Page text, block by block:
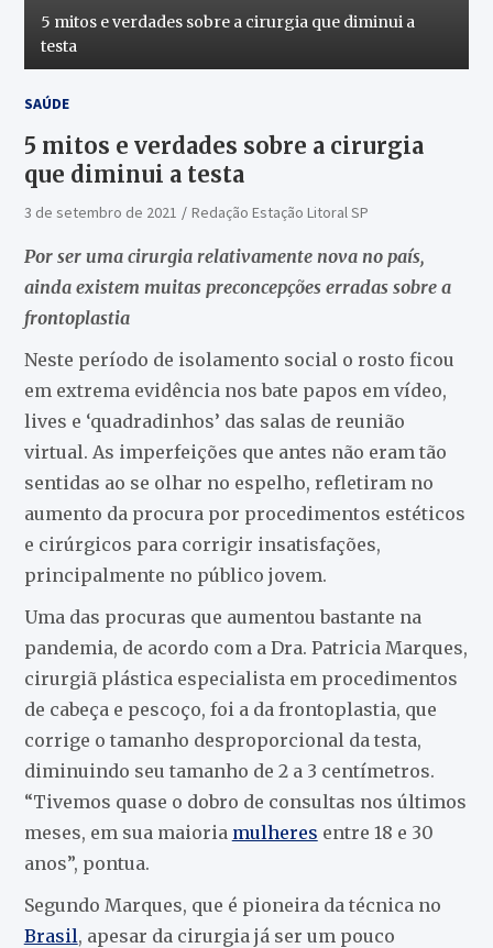
5 mitos e verdades sobre a cirurgia que diminui a
testa
SAÚDE
5 mitos e verdades sobre a cirurgia
que diminui a testa
3 de setembro de 2021 Redação Estação Litoral SP
Por ser uma cirurgia relativamente nova no país,
ainda existem muitas preconcepções erradas sobre a
frontoplastia
Neste período de isolamento social o rosto ficou
em extrema evidência nos bate papos em vídeo,
lives e ‘quadradinhos’ das salas de reunião
virtual. As imperfeições que antes não eram tão
sentidas ao se olhar no espelho, refletiram no
aumento da procura por procedimentos estéticos
e cirúrgicos para corrigir insatisfações,
principalmente no público jovem.
Uma das procuras que aumentou bastante na
pandemia, de acordo com a Dra. Patricia Marques,
cirurgiã plástica especialista em procedimentos
de cabeça e pescoço, foi a da frontoplastia, que
corrige o tamanho desproporcional da testa,
diminuindo seu tamanho de 2 a 3 centímetros.
“Tivemos quase o dobro de consultas nos últimos
meses, em sua maioria mulheres entre 18 e 30
anos”, pontua.
Segundo Marques, que é pioneira da técnica no
Brasil, apesar da cirurgia já ser um pouco